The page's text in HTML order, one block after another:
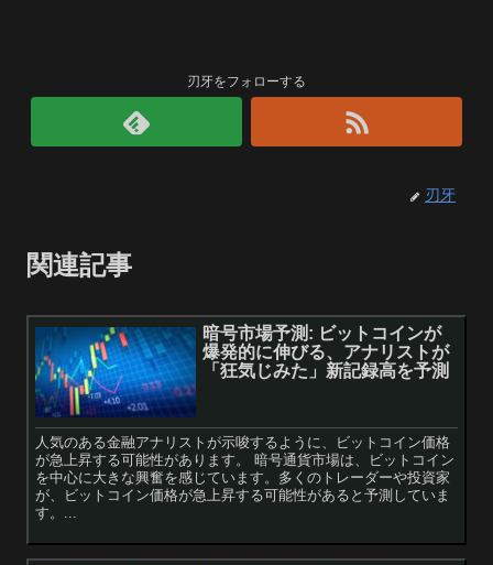
刃牙をフォローする
刃牙
関連記事
暗号市場予測: ビットコインが
爆発的に伸びる、アナリストが
「狂気じみた」新記録高を予測
人気のある金融アナリストが示唆するように、ビットコイン価格
が急上昇する可能性があります。 暗号通貨市場は、ビットコイン
を中心に大きな興奮を感じています。多くのトレーダーや投資家
が、ビットコイン価格が急上昇する可能性があると予測していま
す。...